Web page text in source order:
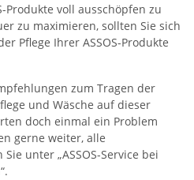
Produkte voll ausschöpfen zu
zu maximieren, sollten Sie sich
Pflege Ihrer ASSOS-Produkte
zum Tragen der
und Wäsche auf dieser
doch einmal ein Problem
gerne weiter, alle
unter „ASSOS-Service bei